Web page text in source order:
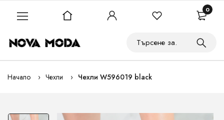
Начало Чехли Чехли W596019 black
0